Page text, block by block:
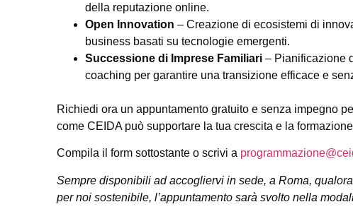
della reputazione online.
Open Innovation – Creazione di ecosistemi di
business basati su tecnologie emergenti.
Successione di Imprese Familiari – Pianificazione
coaching per garantire una transizione efficace e
Richiedi ora un appuntamento gratuito e senza impegno
come CEIDA può supportare la tua crescita e la
Compila il form sottostante o scrivi a
Sempre disponibili ad accogliervi in sede, a Roma,
per noi sostenibile, l’appuntamento sarà svolto nella